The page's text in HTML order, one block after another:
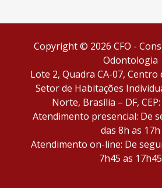
Copyright © 2026 CFO -
Odontologia
Lote 2, Quadra CA-07, Centro
Setor de Habitações
Norte, Brasília – DF,
Atendimento presencial: De
das 8h as 17h
Atendimento on-line: De
7h45 as 17h45